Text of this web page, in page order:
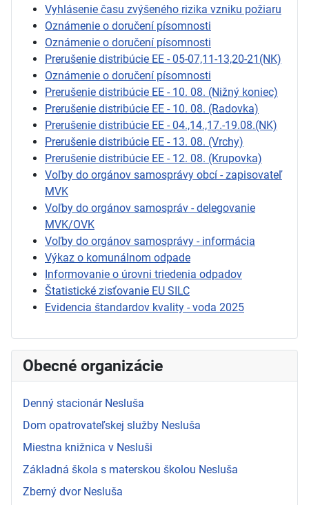
Vyhlásenie času zvýšeného rizika vzniku požiaru
Oznámenie o doručení písomnosti
Oznámenie o doručení písomnosti
Prerušenie distribúcie EE - 05-07,11-13,20-21(NK)
Oznámenie o doručení písomnosti
Prerušenie distribúcie EE - 10. 08. (Nižný koniec)
Prerušenie distribúcie EE - 10. 08. (Radovka)
Prerušenie distribúcie EE - 04.,14.,17.-19.08.(NK)
Prerušenie distribúcie EE - 13. 08. (Vrchy)
Prerušenie distribúcie EE - 12. 08. (Krupovka)
Voľby do orgánov samosprávy obcí - zapisovateľ
MVK
Voľby do orgánov samospráv - delegovanie
MVK/OVK
Voľby do orgánov samosprávy - informácia
Výkaz o komunálnom odpade
Informovanie o úrovni triedenia odpadov
Štatistické zisťovanie EU SILC
Evidencia štandardov kvality - voda 2025
Obecné organizácie
Denný stacionár Nesluša
Dom opatrovateľskej služby Nesluša
Miestna knižnica v Nesluši
Základná škola s materskou školou Nesluša
Zberný dvor Nesluša